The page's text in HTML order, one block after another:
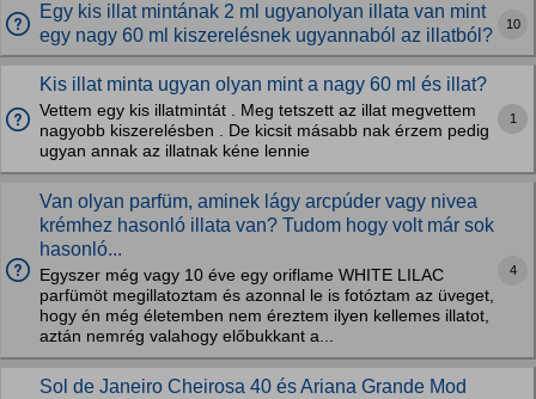
Egy kis illat mintának 2 ml ugyanolyan illata van mint
egy nagy 60 ml kiszerelésnek ugyannaból az illatból?
10
Kis illat minta ugyan olyan mint a nagy 60 ml és illat?
Vettem egy kis illatmintát . Meg tetszett az illat megvettem
nagyobb kiszerelésben . De kicsit másabb nak érzem pedig
ugyan annak az illatnak kéne lennie
1
Van olyan parfüm, aminek lágy arcpúder vagy nivea
krémhez hasonló illata van? Tudom hogy volt már sok
hasonló...
Egyszer még vagy 10 éve egy oriflame WHITE LILAC
parfümöt megillatoztam és azonnal le is fotóztam az üveget,
hogy én még életemben nem éreztem ilyen kellemes illatot,
aztán nemrég valahogy előbukkant a...
4
Sol de Janeiro Cheirosa 40 és Ariana Grande Mod